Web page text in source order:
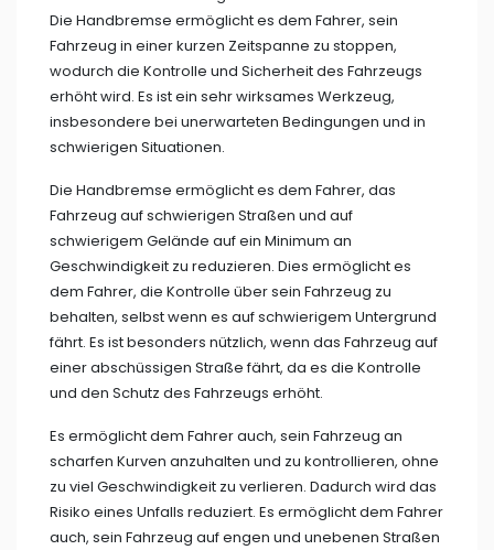
Die Handbremse ermöglicht es dem Fahrer, sein
Fahrzeug in einer kurzen Zeitspanne zu stoppen,
wodurch die Kontrolle und Sicherheit des Fahrzeugs
erhöht wird. Es ist ein sehr wirksames Werkzeug,
insbesondere bei unerwarteten Bedingungen und in
schwierigen Situationen.
Die Handbremse ermöglicht es dem Fahrer, das
Fahrzeug auf schwierigen Straßen und auf
schwierigem Gelände auf ein Minimum an
Geschwindigkeit zu reduzieren. Dies ermöglicht es
dem Fahrer, die Kontrolle über sein Fahrzeug zu
behalten, selbst wenn es auf schwierigem Untergrund
fährt. Es ist besonders nützlich, wenn das Fahrzeug auf
einer abschüssigen Straße fährt, da es die Kontrolle
und den Schutz des Fahrzeugs erhöht.
Es ermöglicht dem Fahrer auch, sein Fahrzeug an
scharfen Kurven anzuhalten und zu kontrollieren, ohne
zu viel Geschwindigkeit zu verlieren. Dadurch wird das
Risiko eines Unfalls reduziert. Es ermöglicht dem Fahrer
auch, sein Fahrzeug auf engen und unebenen Straßen